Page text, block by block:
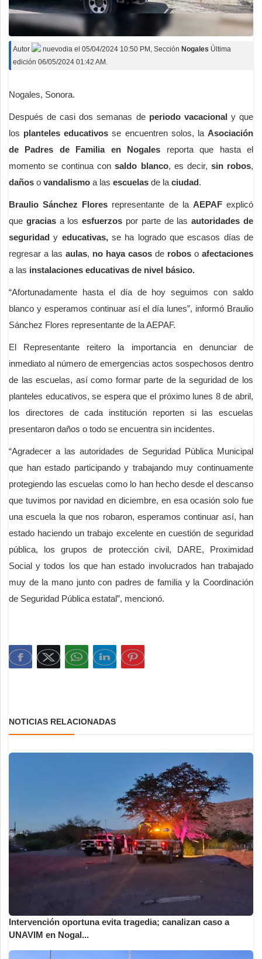
Autor nuevodia el 05/04/2024 10:50 PM , Sección Nogales Última
edición 06/05/2024 01:42 AM.
Nogales, Sonora.
Después de casi dos semanas de periodo vacacional y que
los planteles educativos se encuentren solos, laAsociación
de Padres de Familia en Nogales reporta que hasta el
momento se continua consaldo blanco, es decir, sin robos,
daños o vandalismo a las escuelas de la ciudad.
Braulio Sánchez Flores representante de la AEPAFexplicó
que gracias a losesfuerzos por parte de lasautoridades de
seguridad y educativas,se ha logrado que escasos días de
regresar a las aulas, no haya casos de robos o afectaciones
a las instalaciones educativas de nivel básico.
“Afortunadamente hasta el día de hoy seguimos con saldo
blanco y esperamos continuar así el día lunes”, informó Braulio
Sánchez Flores representante de la AEPAF.
El Representante reitero la importancia en denunciar de
inmediato al número de emergencias actos sospechosos dentro
de las escuelas, así como formar parte de la seguridad de los
planteles educativos, se espera que el próximo lunes 8 de abril,
los directores de cada institución reporten si las escuelas
presentaron daños o todo se encuentra sin incidentes.
“Agradecer a las autoridades de Seguridad Pública Municipal
que han estado participando y trabajando muy continuamente
protegiendo las escuelas como lo han hecho desde el descanso
que tuvimos por navidad en diciembre, en esa ocasión solo fue
una escuela la que nos robaron, esperamos continuar así, han
estado haciendo un trabajo excelente en cuestión de seguridad
pública, los grupos de protección civil, DARE, Proximidad
Social y todos los que han estado involucrados han trabajado
muy de la mano junto con padres de familia y la Coordinación
de Seguridad Pública estatal”, mencionó.
NOTICIAS RELACIONADAS
Intervención oportuna evita tragedia; canalizan caso a
UNAVIM en Nogal...